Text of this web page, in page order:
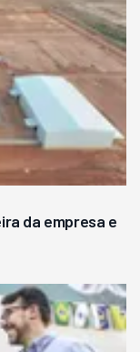
da empresa e